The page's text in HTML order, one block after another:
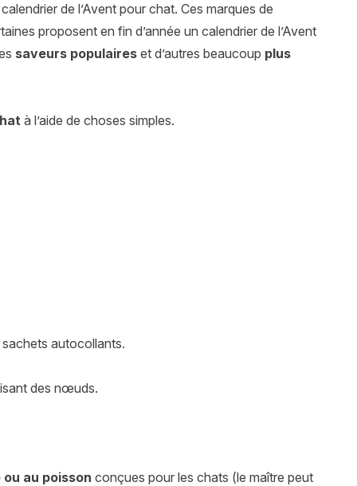
de l’Avent pour chat. Ces marques de
proposent en fin d’année un calendrier de l’Avent
saveurs populaires et d’autres beaucoup plus
à l’aide de choses simples.
autocollants.
des nœuds.
au poisson conçues pour les chats (le maître peut